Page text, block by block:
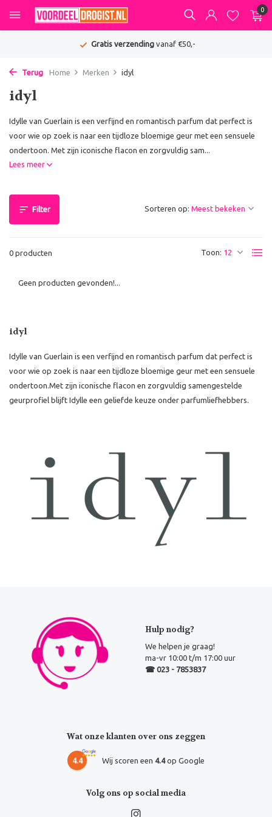
0
Gratis verzendingvanaf €50,-
Terug Home Merken idyl
idyl
Idylle van Guerlain is een verfijnd en romantisch parfum dat perfect is
voor wie op zoek is naar een tijdloze bloemige geur met een sensuele
ondertoon. Met zijn iconische flacon en zorgvuldig sam...
Lees meer
Filter
0 producten Toon:
Sorteren op:
Geen producten gevonden!...
idyl
Idylle van Guerlain is een verfijnd en romantisch parfum dat perfect is
voor wie op zoek is naar een tijdloze bloemige geur met een sensuele
ondertoon.Met zijn iconische flacon en zorgvuldig samengestelde
geurprofiel blijft Idylle een geliefde keuze onder parfumliefhebbers.
Hulp nodig?
We helpen je graag!
ma-vr 10:00 t/m 17:00 uur
☎ 023 - 7853837
Wat onze klanten over ons zeggen
4.4 Wij scoren een 4.4op Google
Volg ons op social media